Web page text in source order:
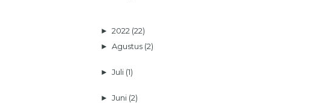
► 2022 (22)
► Agustus (2)
► Juli (1)
► Juni (2)